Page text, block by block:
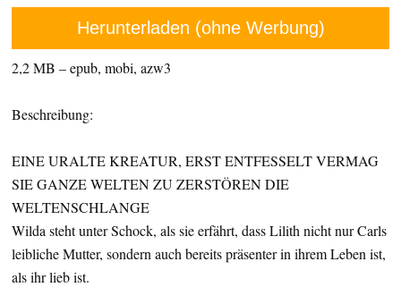
Herunterladen (ohne Werbung)
2,2 MB – epub, mobi, azw3
Beschreibung:
EINE URALTE KREATUR, ERST ENTFESSELT VERMAG
SIE GANZE WELTEN ZU ZERSTÖREN DIE
WELTENSCHLANGE
Wilda steht unter Schock, als sie erfährt, dass Lilith nicht nur Carls
leibliche Mutter, sondern auch bereits präsenter in ihrem Leben ist,
als ihr lieb ist.